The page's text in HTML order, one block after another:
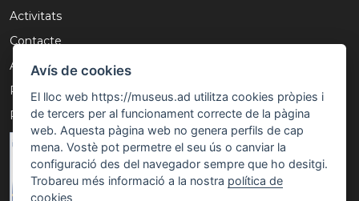
Activitats
Contacte
Avís Legal
Política de privacitat
Política de cookies
Avís de cookies
El lloc web https://museus.ad utilitza cookies pròpies i
de tercers per al funcionament correcte de la pàgina
web. Aquesta pàgina web no genera perfils de cap
mena. Vostè pot permetre el seu ús o canviar la
configuració des del navegador sempre que ho desitgi.
Trobareu més informació a la nostra política de
cookies